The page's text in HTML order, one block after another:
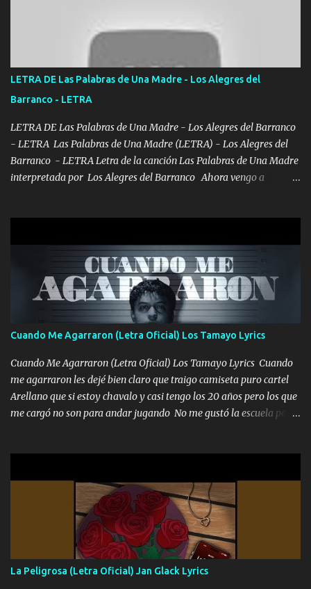
los versos que voy cantando (Music) A vido alta y bajas La carreta
se atora Pero nunca le aflojamos Ya me han pasado cosas Y
aunque ustedes no sepan Pero la vida es muy corta Hay que
echarle chingazos Y seguir trabajando porque nada es...
LETRA DE Las Palabras de Una Madre - Los Alegres del
Barranco - LETRA
LETRA DE Las Palabras de Una Madre - Los Alegres del Barranco
- LETRA Las Palabras de Una Madre (LETRA) - Los Alegres del
Barranco - LETRA Letra de la canción Las Palabras de Una Madre
interpretada por Los Alegres del Barranco Ahora vengo a
quiso, él tiempo sigue pasando y nunca te olvidaremos, aquí
seguiré esperando hasta volvernos a vernos El recuerdo que yo
tengo de mi mente no se va, en mi corazón me llevo lo mismo que
tu papá, a veces me pongo triste porque no puedo mirarte, mas se
que tu me escuchas porque tu eres mi gran ángel, El desespero me
llega para reunirme contigo, tu iluminas mi sendero por siempre
serás mi niño, del amor que yo te tengo es co...
Cuando Me Agarraron (Letra Oficial) Los Tamayo Lyrics
Cuando Me Agarraron (Letra Oficial) Los Tamayo Lyrics Cuando
me agarraron les dejé bien claro que traigo camiseta puro cartel
Arellano que si estoy chavalo y casi tengo los 20 años pero los que
me cargó no son para andar jugando No me gustó la escuela pero
Yo Soy El De Las Pacas Sobrino Del Brazo Armad0 Con mi Glock
fajado y mi R terciado me van a ver allá por TJ para un licenciado
mando un abrazo andamos al cien Choritas también Música
Ando en la colonia bien acelerado traigo un M2 que nunca me ha
fallado para mi compadre mandó un fuerte abrazo también al
Especial sabe que lo apreciamos En los mejores antros me verán
tomando con mujeres hermosas y botellas destapando siempre
La Peligrosa (Letra Oficial) Jan Glack Lyrics